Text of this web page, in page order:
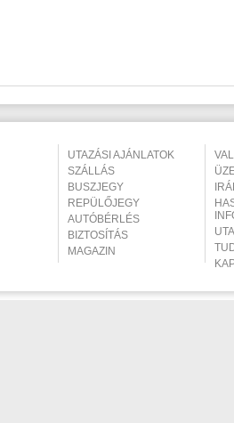
UTAZÁSI AJÁNLATOK
SZÁLLÁS
BUSZJEGY
REPÜLŐJEGY
AUTÓBÉRLÉS
BIZTOSÍTÁS
MAGAZIN